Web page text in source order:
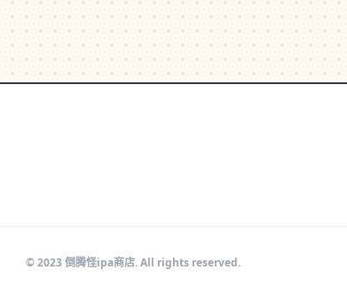
© 2023 倒腾怪ipa商店. All rights reserved.